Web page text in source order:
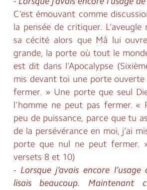
C’est émouvant comme
la pensée de critiquer.
sa cécité alors que Mâ lui
grande, la porte où tout le
est dit dans l’Apocalypse
mis devant toi une porte
fermer. » Une porte que seul
l’homme ne peut pas fermer. «
peu de puissance, parce que tu
de la persévérance en moi, j’ai
porte que nul ne peut fermer.
versets 8 et 10)
- Lorsque j’avais encore
lisais beaucoup. Maintenant